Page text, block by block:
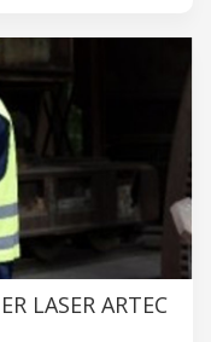
LASER ARTEC